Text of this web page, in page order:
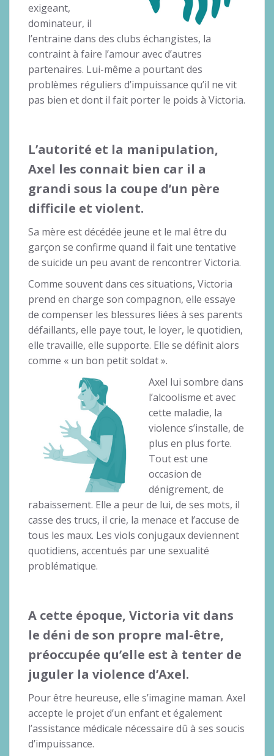
exigeant,
dominateur, il
l’entraine dans des clubs échangistes, la
contraint à faire l’amour avec d’autres
partenaires. Lui-même a pourtant des
problèmes réguliers d’impuissance qu’il ne vit
pas bien et dont il fait porter le poids à Victoria.
L’autorité et la manipulation,
Axel les connait bien car il a
grandi sous la coupe d’un père
difficile et violent.
Sa mère est décédée jeune et le mal être du
garçon se confirme quand il fait une tentative
de suicide un peu avant de rencontrer Victoria.
Comme souvent dans ces situations, Victoria
prend en charge son compagnon, elle essaye
de compenser les blessures liées à ses parents
défaillants, elle paye tout, le loyer, le quotidien,
elle travaille, elle supporte. Elle se définit alors
comme « un bon petit soldat ».
Axel lui sombre dans
l’alcoolisme et avec
cette maladie, la
violence s’installe, de
plus en plus forte.
Tout est une
occasion de
dénigrement, de
rabaissement. Elle a peur de lui, de ses mots, il
casse des trucs, il crie, la menace et l’accuse de
tous les maux. Les viols conjugaux deviennent
quotidiens, accentués par une sexualité
problématique.
A cette époque, Victoria vit dans
le déni de son propre mal-être,
préoccupée qu’elle est à tenter de
juguler la violence d’Axel.
Pour être heureuse, elle s’imagine maman. Axel
accepte le projet d’un enfant et également
l’assistance médicale nécessaire dû à ses soucis
d’impuissance.